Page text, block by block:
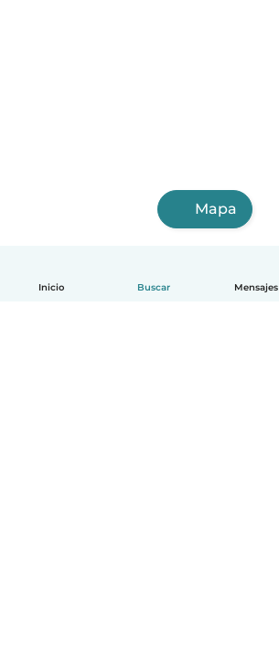
Inicio Buscar Mensajes
Mapa